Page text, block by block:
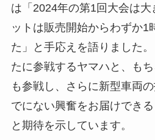
は「2024年の第1回大会は
ットは販売開始からわずか1
た」と手応えを語りました
たに参戦するヤマハと、も
も参戦し、さらに新型車両
でにない興奮をお届けできる
と期待を示しています。